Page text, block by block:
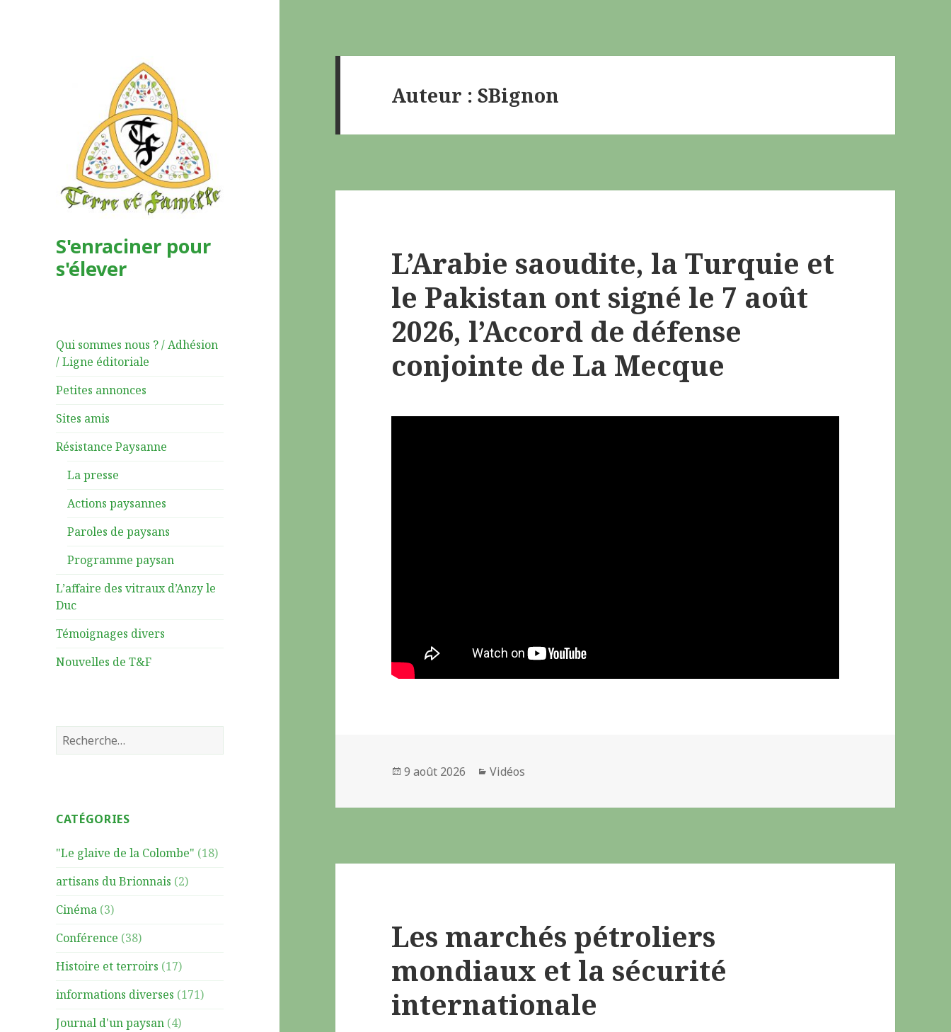
S'enraciner pour
s'élever
Qui sommes nous ? / Adhésion
/ Ligne éditoriale
Petites annonces
Sites amis
Résistance Paysanne
La presse
Actions paysannes
Paroles de paysans
Programme paysan
L’affaire des vitraux d’Anzy le
Duc
Témoignages divers
Nouvelles de T&F
R
e
r
h
r
CATÉGORIES
"Le glaive de la Colombe" (18)
artisans du Brionnais (2)
Cinéma (3)
Conférence (38)
Histoire et terroirs (17)
informations diverses (171)
Journal d'un paysan (4)
Auteur :SBignon
L’Arabie saoudite, la Turquie et
le Pakistan ont signé le 7 août
2026, l’Accord de défense
conjointe de La Mecque
Publié
9 août 2026 Catégories
Vidéos
Les marchés pétroliers
mondiaux et la sécurité
internationale